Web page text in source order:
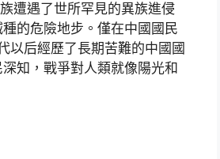
遭遇了世所罕見的異族進侵
的危險地步。僅在中國國民
以后經歷了長期苦難的中國國
知，戰爭對人類就像陽光和